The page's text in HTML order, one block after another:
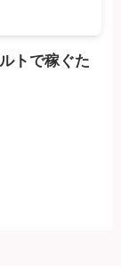
トで稼ぐた